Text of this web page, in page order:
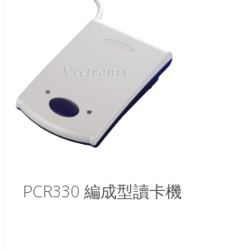
PCR330 編成型讀卡機